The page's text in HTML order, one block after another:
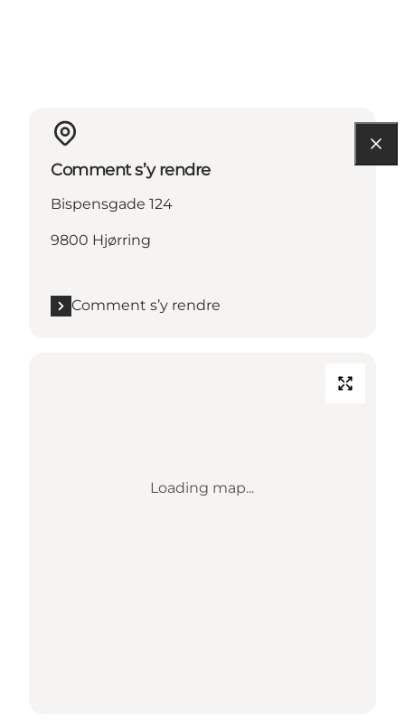
Comment s’y rendre
Bispensgade 124
9800 Hjørring
Comment s’y rendre
Loading map...